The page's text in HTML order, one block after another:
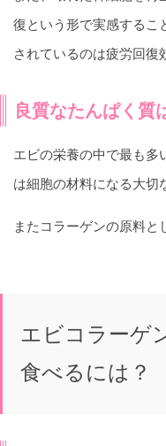
復という形で実感するこ
されているのは疲労回復
良質なたんぱく質
エビの栄養の中で最も多
は細胞の材料になる大切
またコラーゲンの原料と
エビコラーゲ
食べるには？